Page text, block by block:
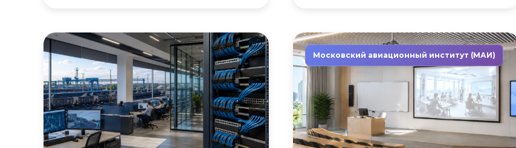
Московский авиационный институт (МАИ)